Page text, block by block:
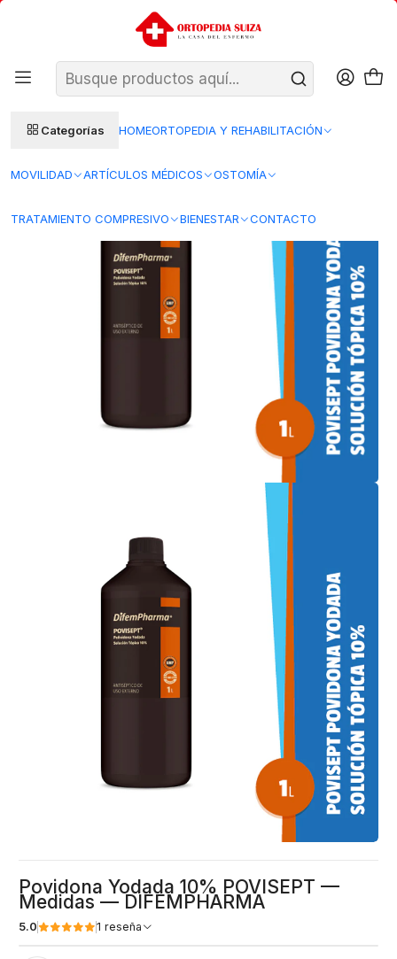
Categorías HOMEORTOPEDIA Y REHABILITACIÓN
MOVILIDAD ARTÍCULOS MÉDICOS OSTOMÍA
TRATAMIENTO COMPRESIVO BIENESTAR CONTACTO
SANTIAGO: ENTREGA AL DÍA HÁBIL SIGUIENTE (L–V)
REGIONES 48–72 HORAS HÁBILES
DIFEM
Povidona Yodada 10% POVISEPT — Medidas — DIFEMPHARMA
Povidona Yodada 10% POVISEPT —
Medidas — DIFEMPHARMA
5.0 1 reseña